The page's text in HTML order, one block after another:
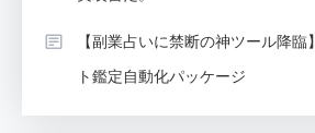
【副業占いに禁断の神ツール降臨
ト鑑定自動化パッケージ